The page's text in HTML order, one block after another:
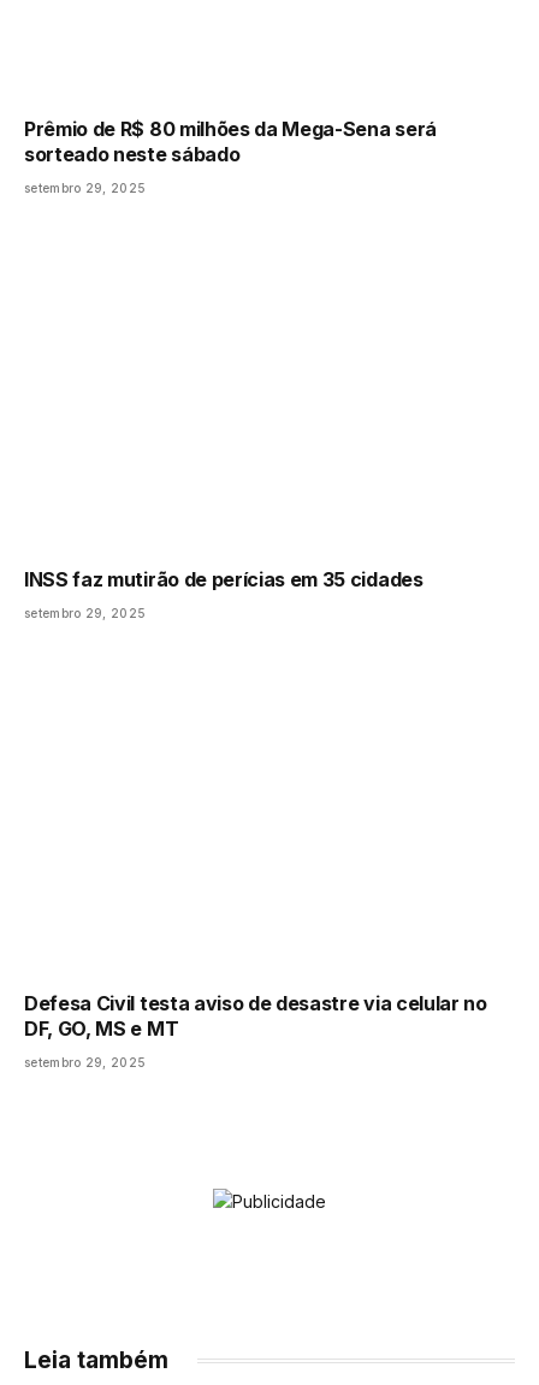
Prêmio de R$ 80 milhões da Mega-Sena será
sorteado neste sábado
setembro 29, 2025
INSS faz mutirão de perícias em 35 cidades
setembro 29, 2025
Defesa Civil testa aviso de desastre via celular no
DF, GO, MS e MT
setembro 29, 2025
Leia também